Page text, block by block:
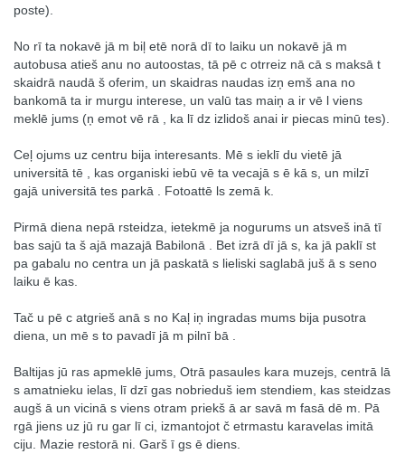
poste).
No rī ta nokavē jā m biļ etē norā dī to laiku un nokavē jā m
autobusa atieš anu no autoostas, tā pē c otrreiz nā cā s maksā t
skaidrā naudā š oferim, un skaidras naudas izņ emš ana no
bankomā ta ir murgu interese, un valū tas maiņ a ir vē l viens
meklē jums (ņ emot vē rā , ka lī dz izlidoš anai ir piecas minū tes).
Ceļ ojums uz centru bija interesants. Mē s ieklī du vietē jā
universitā tē , kas organiski iebū vē ta vecajā s ē kā s, un milzī
gajā universitā tes parkā . Fotoattē ls zemā k.
Pirmā diena nepā rsteidza, ietekmē ja nogurums un atsveš inā tī
bas sajū ta š ajā mazajā Babilonā . Bet izrā dī jā s, ka jā paklī st
pa gabalu no centra un jā paskatā s lieliski saglabā juš ā s seno
laiku ē kas.
Tač u pē c atgrieš anā s no Kaļ iņ ingradas mums bija pusotra
diena, un mē s to pavadī jā m pilnī bā .
Baltijas jū ras apmeklē jums, Otrā pasaules kara muzejs, centrā lā
s amatnieku ielas, lī dzī gas nobrieduš iem stendiem, kas steidzas
augš ā un vicinā s viens otram priekš ā ar savā m fasā dē m. Pā
rgā jiens uz jū ru gar lī ci, izmantojot č etrmastu karavelas imitā
ciju. Mazie restorā ni. Garš ī gs ē diens.